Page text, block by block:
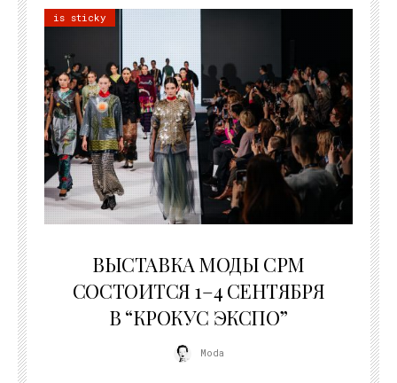
is sticky
ВЫСТАВКА МОДЫ CPM
СОСТОИТСЯ 1–4 СЕНТЯБРЯ
В “КРОКУС ЭКСПО”
Moda